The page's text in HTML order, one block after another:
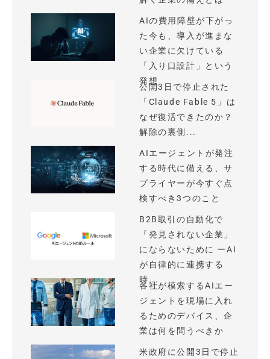
AIの費用障壁が下がっ
た今も、導入が進まな
い企業に欠けている
「入り口設計」という
発想
公開3日で停止された
「Claude Fable 5」は
なぜ復活できたのか？
解除の裏側...
AIエージェントが発注
する時代に備える、サ
プライヤーが今すぐ点
検すべき3つのこと
B2B取引の自動化で
「発見されない企業」
にならないために ーAI
が自律的に連携する
時...
各社が模索するAIエー
ジェントを現場に入れ
るためのデバイス、企
業は何を問うべきか
米政府に公開3日で停止